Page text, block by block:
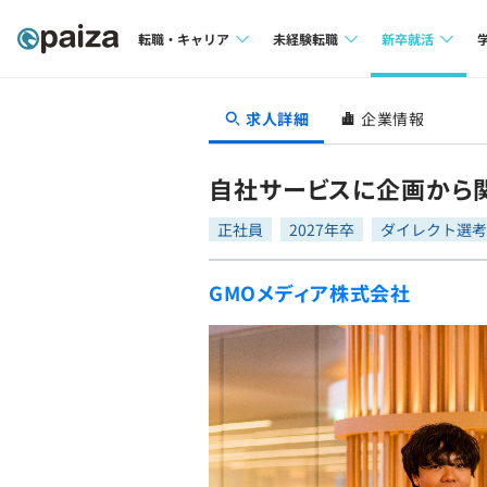
転職・キャリア
転職成功ガイド
転職エージェント
未経験転職
求人検索
転職成功ガイド
新卒就活
本選考
新卒エージェ
イベント・セ
インタビュー
求人詳細 企業情報
自社サービスに企画か
正社員 2027年卒 ダイレクト選考
GMOメディア株式会社